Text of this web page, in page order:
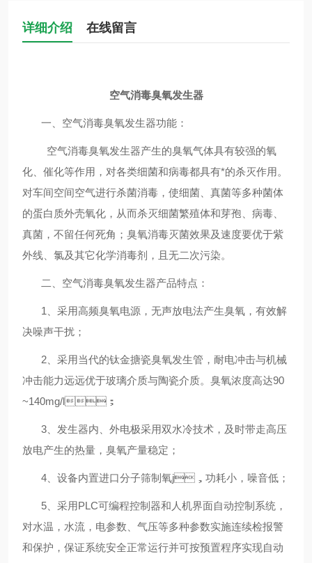
详细介绍 在线留言
空气消毒臭氧发生器
一、空气消毒臭氧发生器功能：
空气消毒臭氧发生器产生的臭氧气体具有较强的氧
化、催化等作用，对各类细菌和病毒都具有*的杀灭作用。
对车间空间空气进行杀菌消毒，使细菌、真菌等多种菌体
的蛋白质外壳氧化，从而杀灭细菌繁殖体和芽孢、病毒、
真菌，不留任何死角；臭氧消毒灭菌效果及速度要优于紫
外线、氯及其它化学消毒剂，且无二次污染。
二、 空气消毒臭氧发生器产品特点：
1 、采用高频臭氧电源，无声放电法产生臭氧，有效解
决噪声干扰；
2、采用当代的钛金搪瓷臭氧发生管，耐电冲击与机械
冲击能力远远优于玻璃介质与陶瓷介质。臭氧浓度高达90
~140mg/l；
3、发生器内、外电极采用双水冷技术，及时带走高压
放电产生的热量，臭氧产量稳定；
4、设备内置进口分子筛制氧j，功耗小，噪音低；
5、采用PLC可编程控制器和人机界面自动控制系统，
对水温，水流，电参数、气压等多种参数实施连续检报警
和保护，保证系统安全正常运行并可按预置程序实现自动